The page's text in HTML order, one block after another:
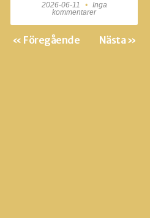
2026-06-11
Inga
kommentarer
« Föregående Nästa »